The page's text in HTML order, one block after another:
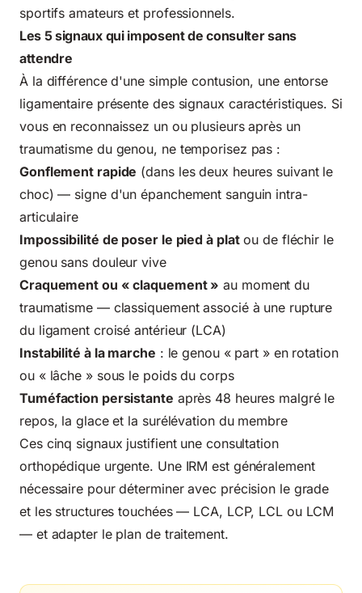
sportifs amateurs et professionnels.
Les 5 signaux qui imposent de consulter sans
attendre
À la différence d'une simple contusion, une entorse
ligamentaire présente des signaux caractéristiques. Si
vous en reconnaissez un ou plusieurs après un
traumatisme du genou, ne temporisez pas :
Gonflement rapide (dans les deux heures suivant le
choc) — signe d'un épanchement sanguin intra-
articulaire
Impossibilité de poser le pied à platou de fléchir le
genou sans douleur vive
Craquement ou « claquement » au moment du
traumatisme — classiquement associé à une rupture
du ligament croisé antérieur (LCA)
Instabilité à la marche : le genou « part » en rotation
ou « lâche » sous le poids du corps
Tuméfaction persistante après 48 heures malgré le
repos, la glace et la surélévation du membre
Ces cinq signaux justifient une consultation
orthopédique urgente. Une IRM est généralement
nécessaire pour déterminer avec précision le grade
et les structures touchées — LCA, LCP, LCL ou LCM
— et adapter le plan de traitement.